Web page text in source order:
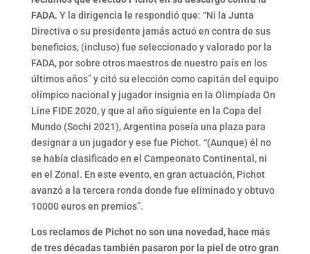
FADA. Y la dirigencia le respondió que: “Ni la Junta
Directiva o su presidente jamás actuó en contra de sus
beneficios, (incluso) fue seleccionado y valorado por la
FADA, por sobre otros maestros de nuestro país en los
últimos años” y citó su elección como capitán del equipo
olímpico nacional y jugador insignia en la Olimpíada On
Line FIDE 2020, y que al año siguiente en la Copa del
Mundo (Sochi 2021), Argentina poseía una plaza para
designar a un jugador y ese fue Pichot. “(Aunque) él no
se había clasificado en el Campeonato Continental, ni
en el Zonal. En este evento, en gran actuación, Pichot
avanzó a la tercera ronda donde fue eliminado y obtuvo
10000 euros en premios”.
Los reclamos de Pichot no son una novedad, hace más
de tres décadas también pasaron por la piel de otro gran